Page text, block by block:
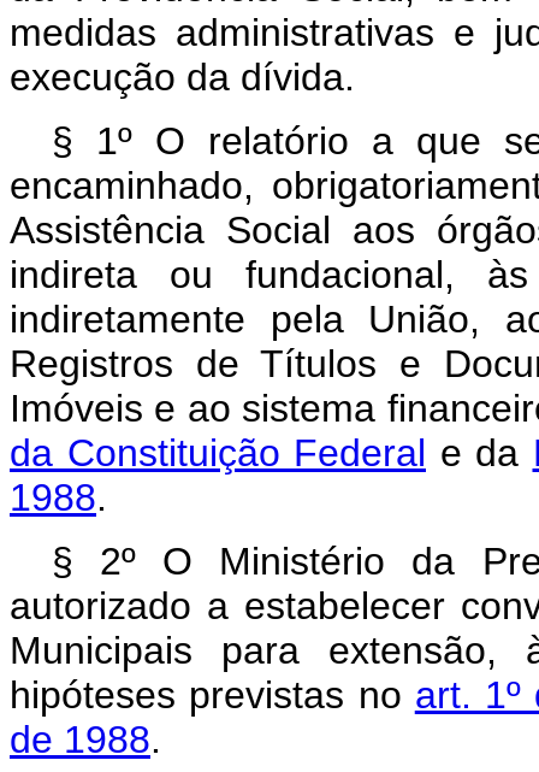
medidas administrativas e
execução da dívida.
§ 1º O relatório a que
encaminhado,
Assistência Social aos
indireta ou fundacional,
indiretamente pela União,
Registros de Títulos e
Imóveis e ao sistema
da Constituição Federal e da
1988.
§ 2º O Ministério da
autorizado a estabelecer
Municipais para extensão,
hipóteses previstas no art. 1º
de 1988.